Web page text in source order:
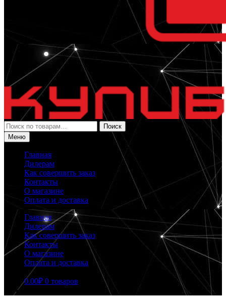
Искать:
Поиск
Меню
Главная
Дилерам
Как совершить заказ
Контакты
О магазине
Оплата и доставка
Главная
Дилерам
Как совершить заказ
Контакты
О магазине
Оплата и доставка
0.00₽ 0 товаров